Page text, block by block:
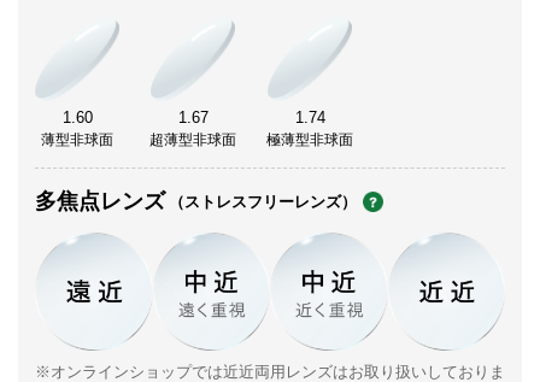
1.60
薄型非球面
1.67
超薄型非球面
1.74
極薄型非球面
多焦点レンズ （ストレスフリーレンズ）
※オンラインショップでは近近両用レンズはお取り扱いしておりま